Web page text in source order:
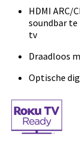
HDMI ARC/
soundbar te
tv
Draadloos
Optische